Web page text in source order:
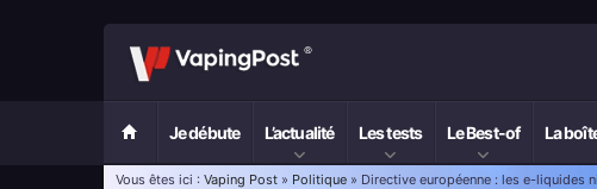
Je débute L’actualité Les tests Le Best-of La
Vous êtes ici : Vaping Post » Politique » Directive européenne : les e-liquides